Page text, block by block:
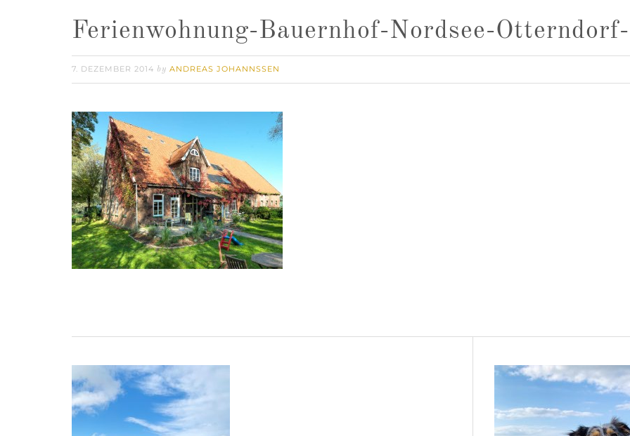
Ferienwohnung-Bauernhof-Nordsee-
7. DEZEMBER 2014 by ANDREAS JOHANNSSEN